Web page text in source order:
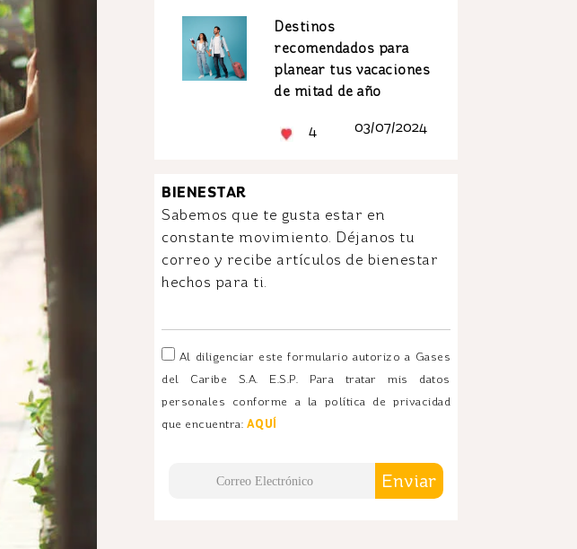
Destinos
recomendados para
planear tus vacaciones
de mitad de año
4 03/07/2024
BIENESTAR
Sabemos que te gusta estar en
constante movimiento. Déjanos tu
correo y recibe artículos de bienestar
hechos para ti.
Al diligenciar este formulario autorizo a Gases
del Caribe S.A. E.S.P. Para tratar mis datos
personales conforme a la política de privacidad
que encuentra: AQUÍ
Enviar